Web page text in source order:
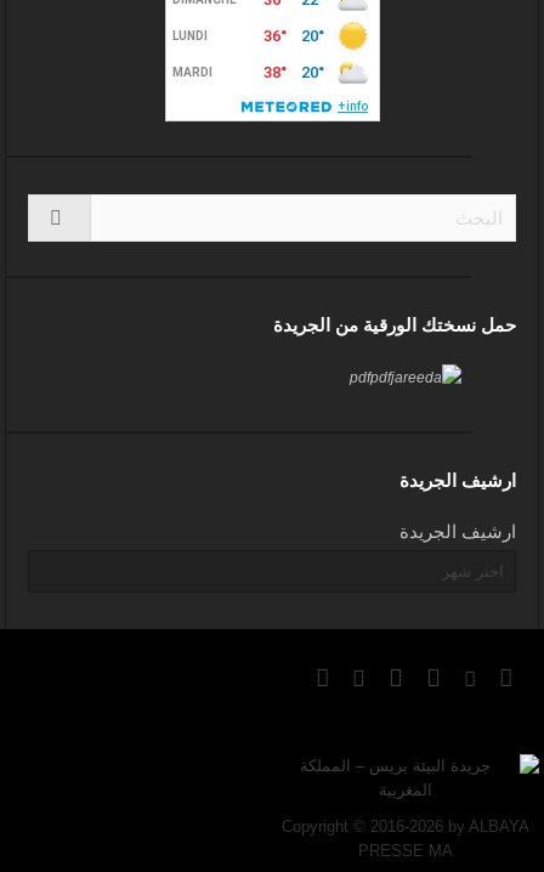
حمل نسختك الورقية من الجريدة
ارشيف الجريدة
ارشيف الجريدة
Copyright © 2016-2026 by ALBAYA
PRESSE MA